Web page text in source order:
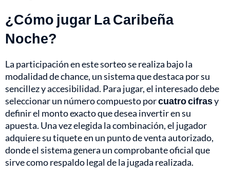
¿Cómo jugar La Caribeña
Noche?
La participación en este sorteo se realiza bajo la
modalidad de chance, un sistema que destaca por su
sencillez y accesibilidad. Para jugar, el interesado debe
seleccionar un número compuesto porcuatro cifrasy
definir el monto exacto que desea invertir en su
apuesta. Una vez elegida la combinación, el jugador
adquiere su tiquete en un punto de venta autorizado,
donde el sistema genera un comprobante oficial que
sirve como respaldo legal de la jugada realizada.